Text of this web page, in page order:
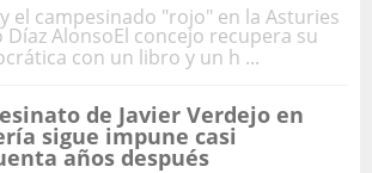
el campesinado "rojo" en la Asturies
Díaz AlonsoEl concejo recupera su
con un libro y un h ...
de Javier Verdejo en
sigue impune casi
años después